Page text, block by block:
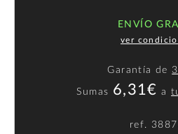
ENVÍO
ver
Garantía de
Sumas 6,31€ a
ref.